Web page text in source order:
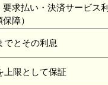
要求払い・決済サービス利
障）
でとその利息
上限として保証